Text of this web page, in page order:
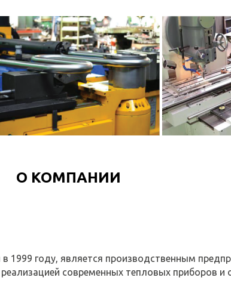
О КОМПАНИИ
1999 году, является производственным
современных тепловых приборов и